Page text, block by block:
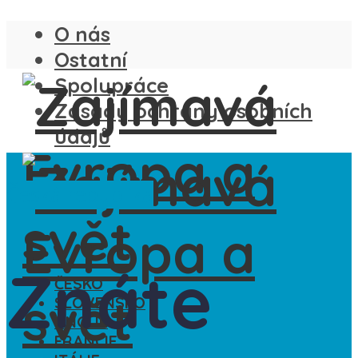
O nás
Ostatní
Spolupráce
Zásady ochrany osobních
údajů
ČESKO
SLOVENSKO
ANGLIE
FRANCIE
Znáte